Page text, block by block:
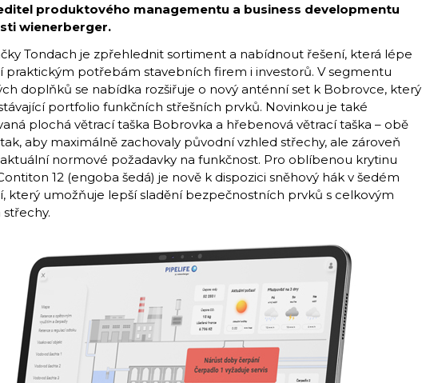
produktového managementu a business developmentu
wienerberger.
Tondach je zpřehlednit sortiment a nabídnout řešení, která lépe
praktickým potřebám stavebních firem i investorů. V segmentu
doplňků se nabídka rozšiřuje o nový anténní set k Bobrovce, který
portfolio funkčních střešních prvků. Novinkou je také
plochá větrací taška Bobrovka a hřebenová větrací taška – obě
aby maximálně zachovaly původní vzhled střechy, ale zároveň
normové požadavky na funkčnost. Pro oblíbenou krytinu
12 (engoba šedá) je nově k dispozici sněhový hák v šedém
který umožňuje lepší sladění bezpečnostních prvků s celkovým